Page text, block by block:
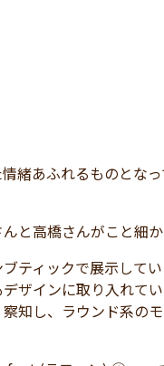
緒あふれるものとなっ
と高橋さんがこと細
ティックで展示して
ザインに取り入れてい
知し、ラウンド系の